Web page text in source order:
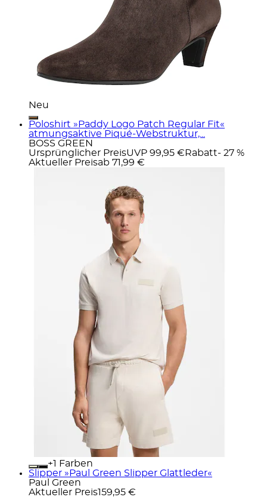
Neu
Poloshirt »Paddy Logo Patch Regular Fit«
atmungsaktive Piqué-Webstruktur,...
BOSS GREEN
Ursprünglicher PreisUVP 99,95 € Rabatt- 27 %
Aktueller Preisab 71,99 €
+
Farben
Slipper »Paul Green Slipper Glattleder«
Paul Green
Aktueller Preis159,95 €